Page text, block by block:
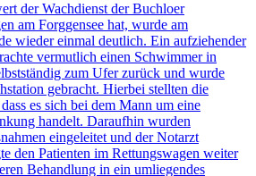
der Wachdienst der Buchloer
am Forggensee hat, wurde am
wieder einmal deutlich. Ein aufziehender
vermutlich einen Schwimmer in
zum Ufer zurück und wurde
gebracht. Hierbei stellten die
es sich bei dem Mann um eine
handelt. Daraufhin wurden
eingeleitet und der Notarzt
den Patienten im Rettungswagen weiter
Behandlung in ein umliegendes